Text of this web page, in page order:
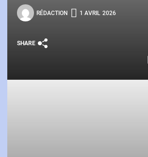
RÉDACTION 1 AVRIL 2026
SHARE